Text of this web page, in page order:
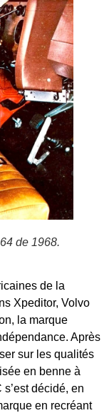
de 1968.
de la
Xpeditor, Volvo
la marque
Après
sur les qualités
en benne à
décidé, en
en recréant